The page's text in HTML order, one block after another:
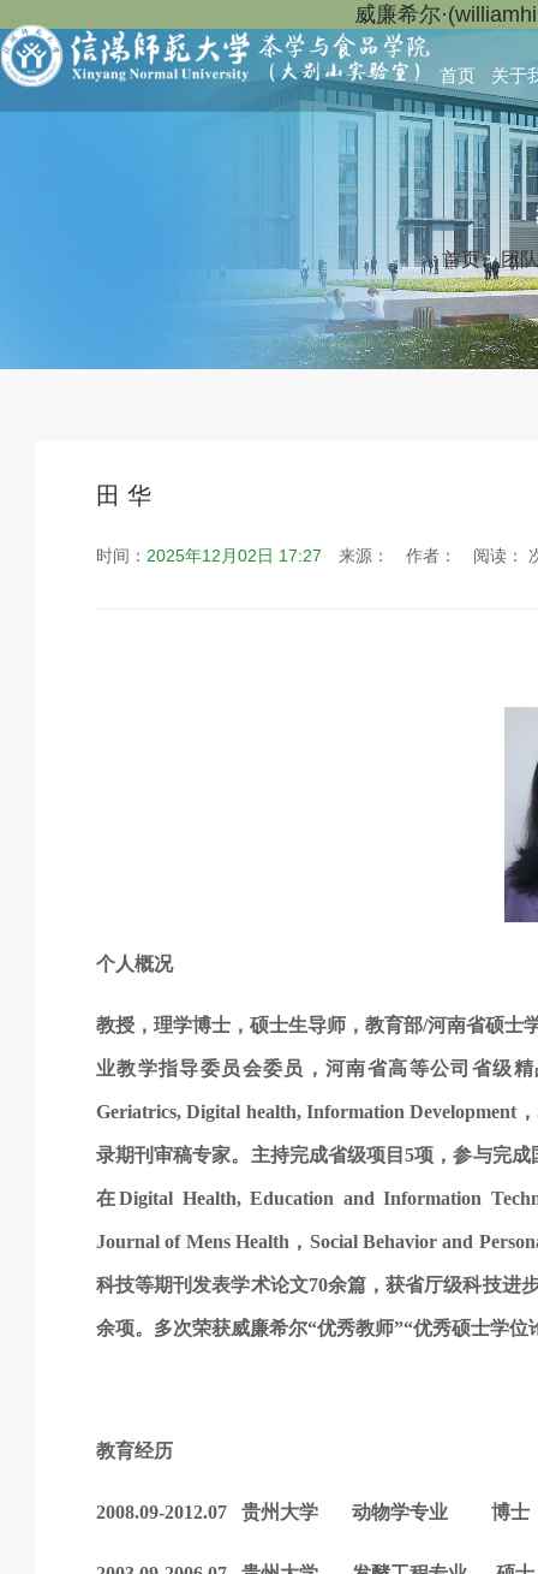
威廉希尔
首页 关于
首页>团
田 华
时间： 2025年12月02日 17:27 来源： 作者： 阅读：
个人概况
教授，理学博士，硕士生导师，教育部/河南省硕士
业教学指导委员会委员，河南省高等公司省级
Geriatrics, Digital health, Information Development
录期刊审稿专家。主持完成省级项目5项，参与完
在Digital Health, Education and Information
Journal of Mens Health，Social Behavior and
科技等期刊发表学术论文70余篇，获省厅级科技进
余项。多次荣获威廉希尔“优秀教师”“优秀硕士学
教育经历
2008.09-2012.07 贵州大学 动物学专业 博士